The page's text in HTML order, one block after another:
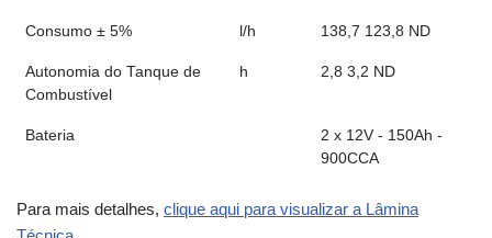
Consumo ± 5% l/h 138,7 123,8 ND
Autonomia do Tanque de
Combustível
h 2,8 3,2 ND
Bateria
2 x 12V - 150Ah -
900CCA
Para mais detalhes, clique aqui para visualizar a Lâmina